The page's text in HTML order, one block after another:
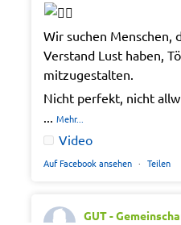
Wir suchen Menschen,
Verstand Lust haben,
mitzugestalten.
Nicht perfekt, nicht
... Mehr...
Video
Auf Facebook ansehen · Teilen
GUT -